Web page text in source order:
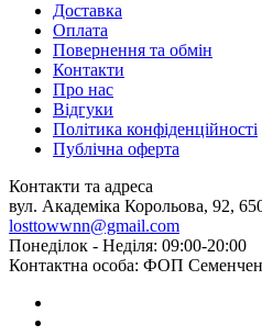
Доставка
Оплата
Повернення та обмін
Контакти
Про нас
Відгуки
Політика конфіденційності
Публічна оферта
Контакти та адреса
вул. Академіка Корольова, 92,
losttowwnn@gmail.com
Понеділок - Неділя: 09:00-20:00
Контактна особа: ФОП